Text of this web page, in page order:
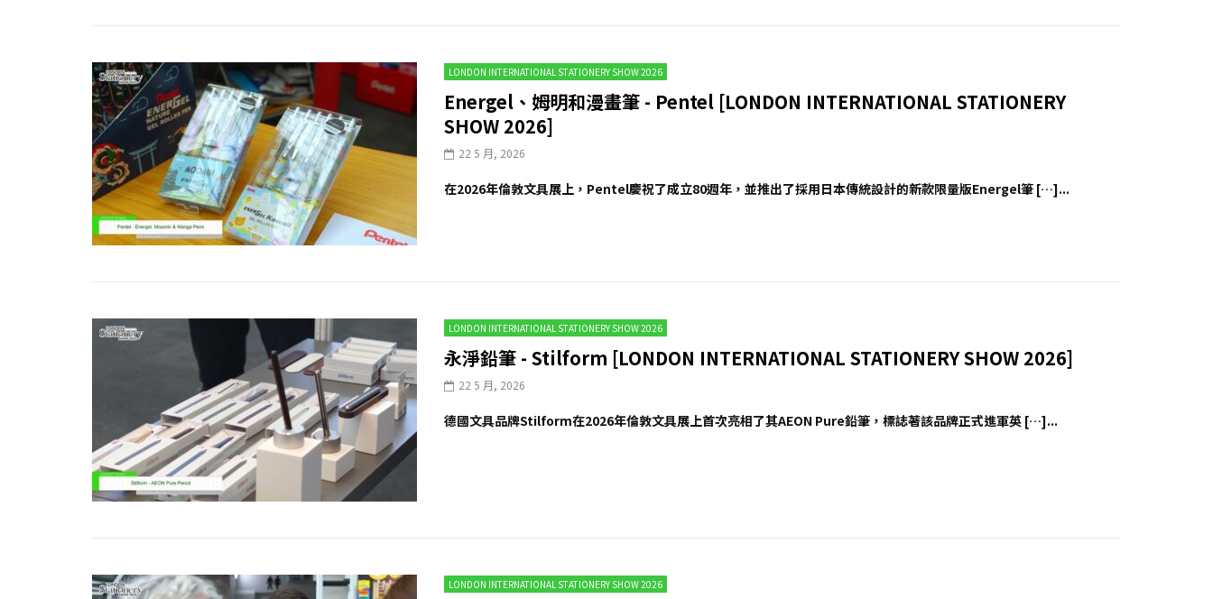
LONDON INTERNATIONAL STATIONERY SHOW 2026
Energel、姆明和漫畫筆 - Pentel [LONDON INTERNATIONAL STATIONERY
SHOW 2026]
22 5 月, 2026
在2026年倫敦文具展上，Pentel慶祝了成立80週年，並推出了採用日本傳統設計的新款限量版Energel筆 […]...
LONDON INTERNATIONAL STATIONERY SHOW 2026
永淨鉛筆 - Stilform [LONDON INTERNATIONAL STATIONERY SHOW 2026]
22 5 月, 2026
德國文具品牌Stilform在2026年倫敦文具展上首次亮相了其AEON Pure鉛筆，標誌著該品牌正式進軍英 […]...
LONDON INTERNATIONAL STATIONERY SHOW 2026